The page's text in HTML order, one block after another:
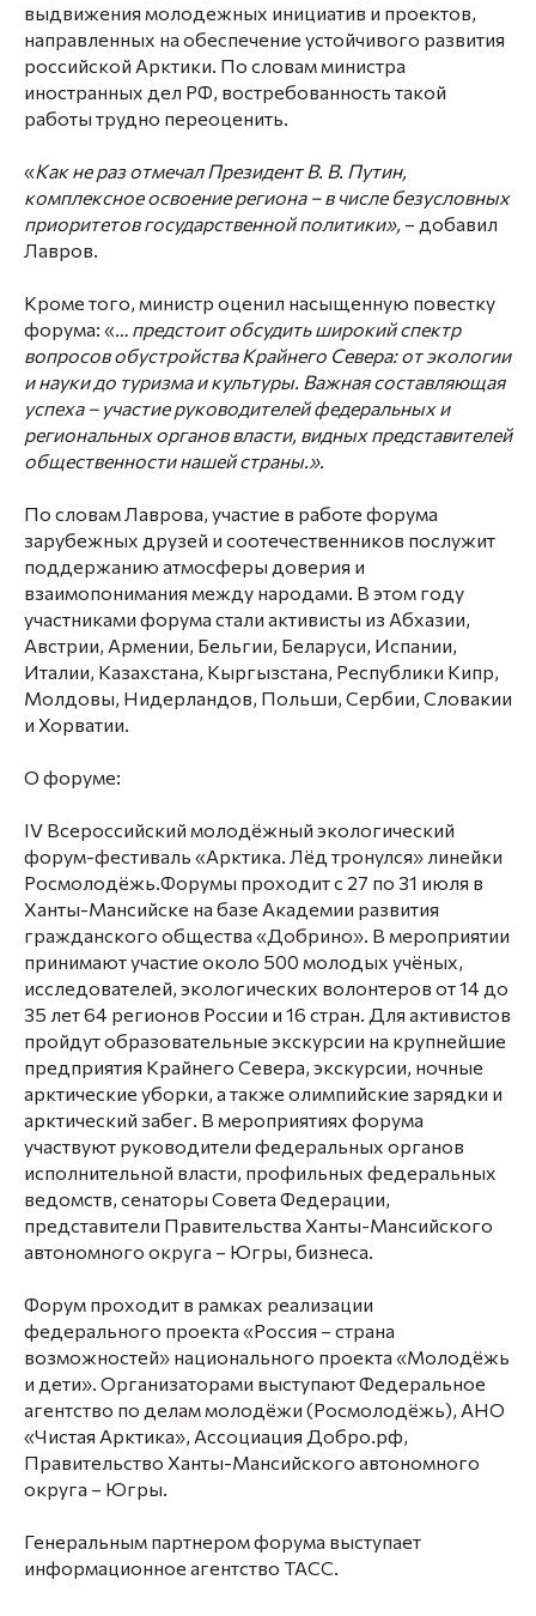
выдвижения молодежных инициатив и проектов,
направленных на обеспечение устойчивого развития
российской Арктики. По словам министра
иностранных дел РФ, востребованность такой
работы трудно переоценить.
«Как не раз отмечал Президент В. В. Путин,
комплексное освоение региона – в числе безусловных
приоритетов государственной политики», – добавил
Лавров.
Кроме того, министр оценил насыщенную повестку
форума: «… предстоит обсудить широкий спектр
вопросов обустройства Крайнего Севера: от экологии
и науки до туризма и культуры. Важная составляющая
успеха – участие руководителей федеральных и
региональных органов власти, видных представителей
общественности нашей страны.».
По словам Лаврова, участие в работе форума
зарубежных друзей и соотечественников послужит
поддержанию атмосферы доверия и
взаимопонимания между народами. В этом году
участниками форума стали активисты из Абхазии,
Австрии, Армении, Бельгии, Беларуси, Испании,
Италии, Казахстана, Кыргызстана, Республики Кипр,
Молдовы, Нидерландов, Польши, Сербии, Словакии
и Хорватии.
О форуме:
IV Всероссийский молодёжный экологический
форум-фестиваль «Арктика. Лёд тронулся» линейки
Росмолодёжь.Форумы проходит с 27 по 31 июля в
Ханты-Мансийске на базе Академии развития
гражданского общества «Добрино». В мероприятии
принимают участие около 500 молодых учёных,
исследователей, экологических волонтеров от 14 до
35 лет 64 регионов России и 16 стран. Для активистов
пройдут образовательные экскурсии на крупнейшие
предприятия Крайнего Севера, экскурсии, ночные
арктические уборки, а также олимпийские зарядки и
арктический забег. В мероприятиях форума
участвуют руководители федеральных органов
исполнительной власти, профильных федеральных
ведомств, сенаторы Совета Федерации,
представители Правительства Ханты-Мансийского
автономного округа – Югры, бизнеса.
Форум проходит в рамках реализации
федерального проекта «Россия – страна
возможностей» национального проекта «Молодёжь
и дети». Организаторами выступают Федеральное
агентство по делам молодёжи (Росмолодёжь), АНО
«Чистая Арктика», Ассоциация Добро.рф,
Правительство Ханты-Мансийского автономного
округа – Югры.
Генеральным партнером форума выступает
информационное агентство ТАСС.